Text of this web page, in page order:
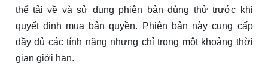
thể tải về và sử dụng phiên bản dùng thử trước khi
quyết định mua bản quyền. Phiên bản này cung cấp
đầy đủ các tính năng nhưng chỉ trong một khoảng thời
gian giới hạn.